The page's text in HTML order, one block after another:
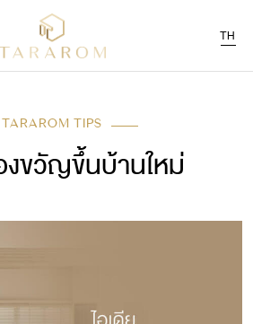
TH
TARAROM TIPS
งขวัญขึ้นบ้านใหม่